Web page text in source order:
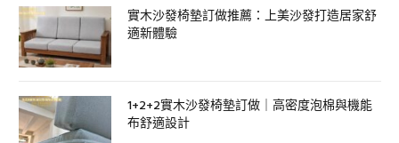
實木沙發椅墊訂做推薦：上美沙發打造居家舒
適新體驗
1+2+2實木沙發椅墊訂做｜高密度泡棉與機能
布舒適設計